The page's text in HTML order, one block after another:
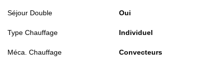
Séjour Double Oui
Type Chauffage Individuel
Méca. Chauffage Convecteurs